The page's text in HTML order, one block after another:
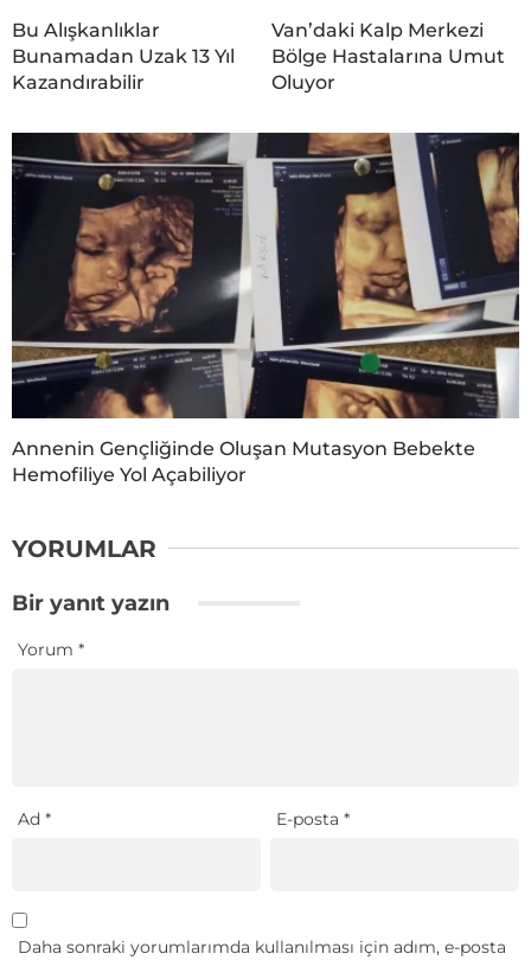
Bu Alışkanlıklar
Bunamadan Uzak 13 Yıl
Kazandırabilir
Van’daki Kalp Merkezi
Bölge Hastalarına Umut
Oluyor
Annenin Gençliğinde Oluşan Mutasyon Bebekte
Hemofiliye Yol Açabiliyor
YORUMLAR
Bir yanıt yazın
Yorum *
Ad * E-posta*
Daha sonraki yorumlarımda kullanılması için adım, e-posta